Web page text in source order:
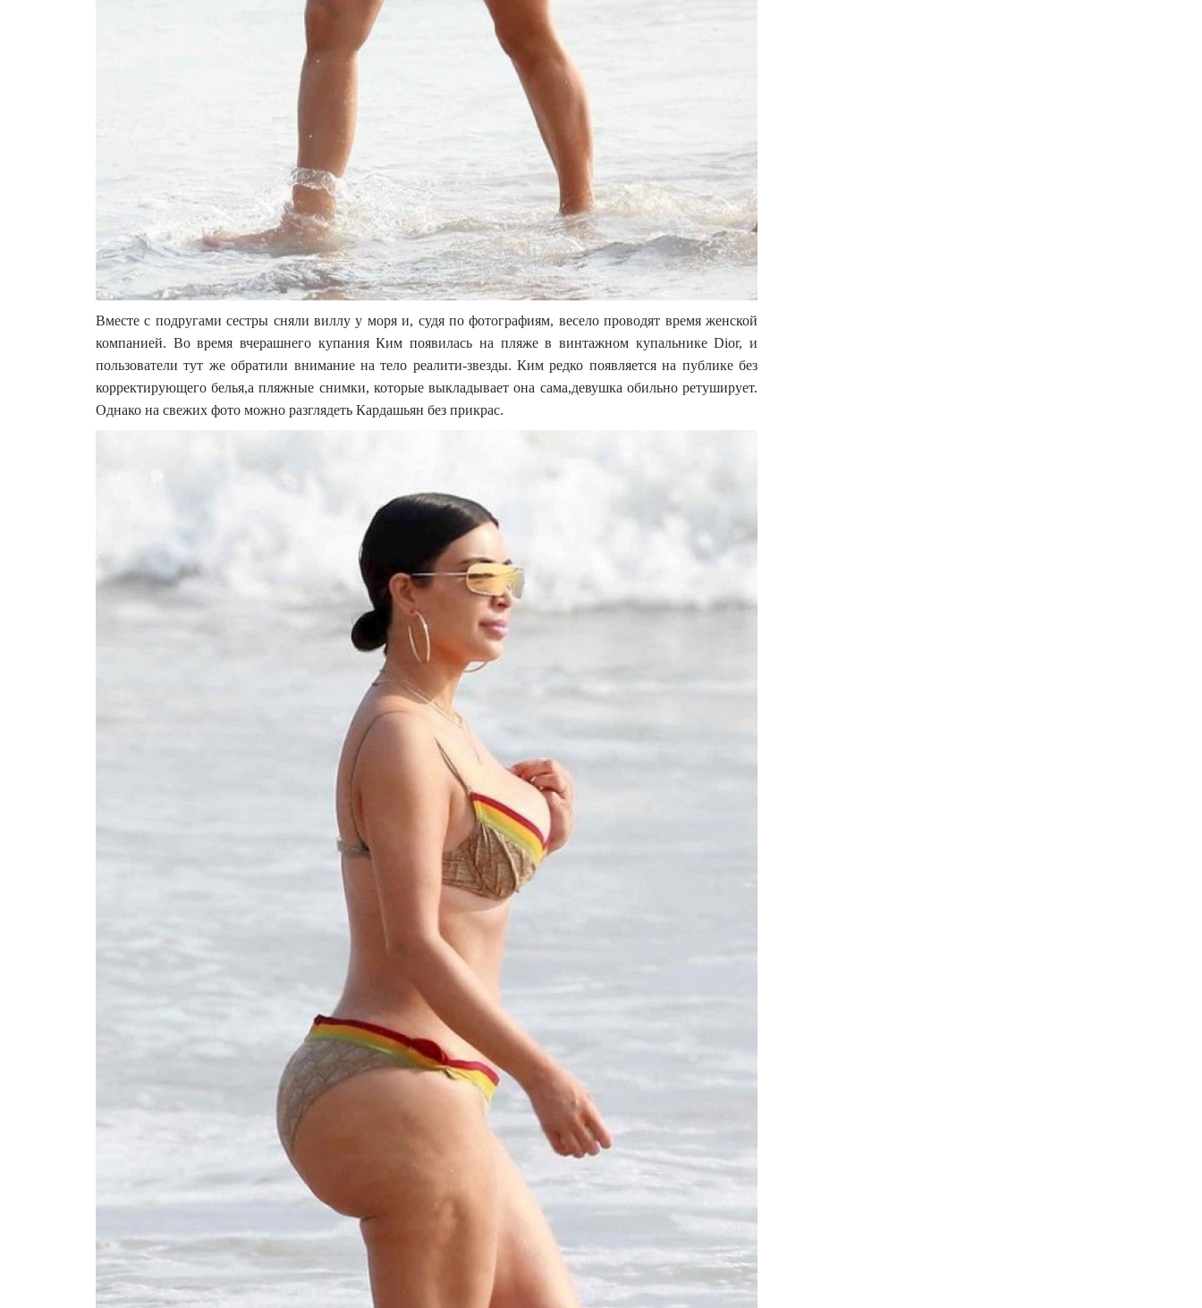
Вместе с подругами сестры сняли виллу у моря и, судя по фотографиям, весело проводят время женской
компанией. Во время вчерашнего купания Ким появилась на пляже в винтажном купальнике Dior, и
пользователи тут же обратили внимание на тело реалити-звезды. Ким редко появляется на публике без
корректирующего белья,а пляжные снимки, которые выкладывает она сама,девушка обильно ретуширует.
Однако на свежих фото можно разглядеть Кардашьян без прикрас.